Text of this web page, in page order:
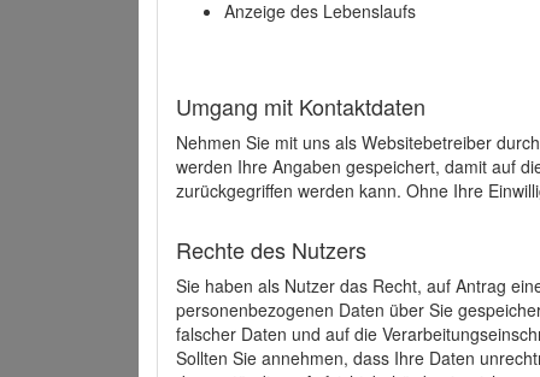
Anzeige des Lebenslaufs
Umgang mit Kontaktdaten
Nehmen Sie mit uns als Websitebetreiber
werden Ihre Angaben gespeichert, damit auf
zurückgegriffen werden kann. Ohne Ihre
Rechte des Nutzers
Sie haben als Nutzer das Recht, auf Antrag
personenbezogenen Daten über Sie
falscher Daten und auf die
Sollten Sie annehmen, dass Ihre Daten